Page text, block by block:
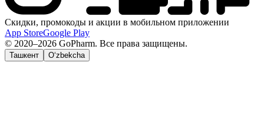
Скидки, промокоды и акции в мобильном приложении
App StoreGoogle Play
© 2020–2026 GoPharm. Все права защищены.
Ташкент O‘zbekcha